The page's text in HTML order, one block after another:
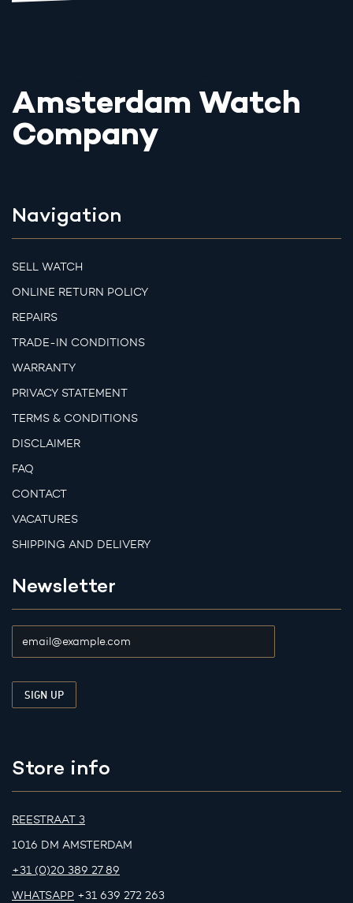
Amsterdam Watch
Company
Navigation
SELL WATCH
ONLINE RETURN POLICY
REPAIRS
TRADE-IN CONDITIONS
WARRANTY
PRIVACY STATEMENT
TERMS & CONDITIONS
DISCLAIMER
FAQ
CONTACT
VACATURES
SHIPPING AND DELIVERY
Newsletter
Store info
REESTRAAT 3
1016 DM AMSTERDAM
+31 (0)20 389 27 89
WHATSAPP +31 639 272 263